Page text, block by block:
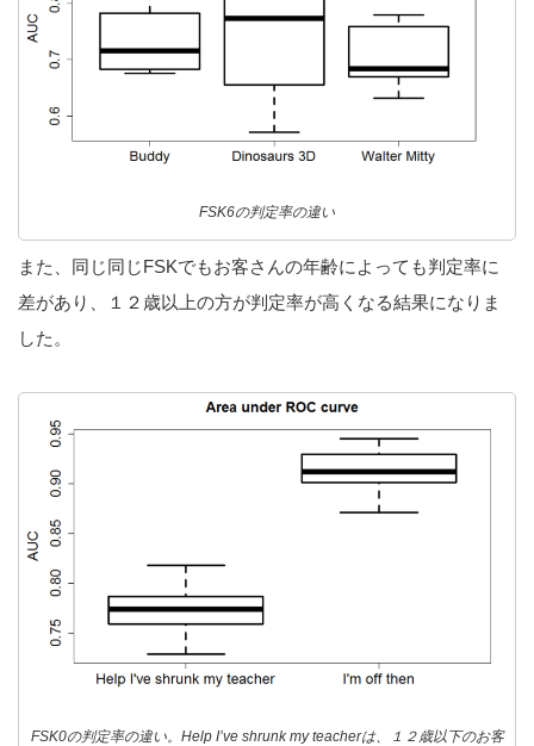
FSK6の判定率の違い
また、同じ同じFSKでもお客さんの年齢によっても判定率に
差があり、１２歳以上の方が判定率が高くなる結果になりま
した。
FSK0の判定率の違い。Help I’ve shrunk my teacherは、１２歳以下のお客